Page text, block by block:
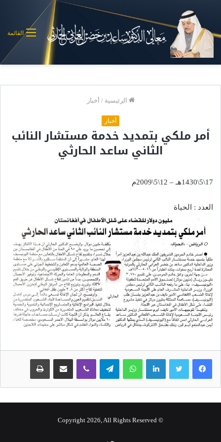
القائمة
الرئيسية / أخبار
أخبار
أمر ملكي بتمديد خدمة مستشار النائب
الثاني ساعد الحارثي
17\5\1430هـ – 12\5\2009م
العدد : الحياة
لينكدإن واتساب تيلقرام
© Copyright 2026, All Rights Reserved